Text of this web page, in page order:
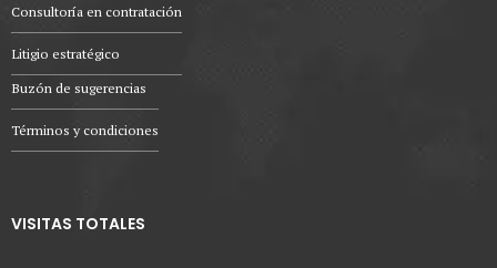
Consultoría en contratación
Litigio estratégico
Buzón de sugerencias
Términos y condiciones
VISITAS TOTALES